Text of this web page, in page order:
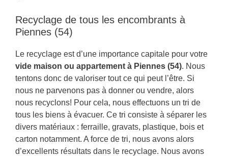
Recyclage de tous les encombrants à
Piennes (54)
Le recyclage est d’une importance capitale pour votre
vide maison ou appartement à Piennes (54). Nous
tentons donc de valoriser tout ce qui peut l’être. Si
nous ne parvenons pas à donner ou vendre, alors
nous recyclons! Pour cela, nous effectuons un tri de
tous les biens à évacuer. Ce tri consiste à séparer les
divers matériaux : ferraille, gravats, plastique, bois et
carton notamment. A force de tri, nous avons alors
d’excellents résultats dans le recyclage. Nous avons